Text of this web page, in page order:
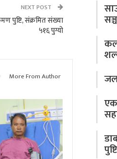
NEXT POST
पुष्टि, संक्रमित संख्या
५१६ पुग्यो
More From Author